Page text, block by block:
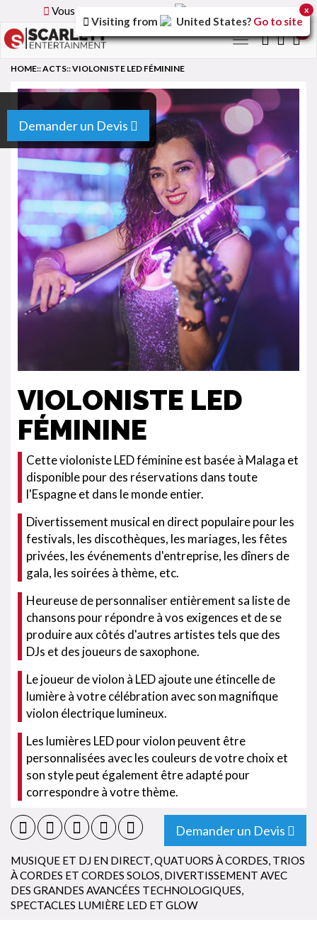
Vous parcourez la version
Toggle
Demander un Devis
HOME::ACTS::VIOLONISTE LED FÉMININE
VIOLONISTE LED
FÉMININE
Cette violoniste LED féminine est basée à Malaga et
disponible pour des réservations dans toute
l'Espagne et dans le monde entier.
Divertissement musical en direct populaire pour les
festivals, les discothèques, les mariages, les fêtes
privées, les événements d'entreprise, les dîners de
gala, les soirées à thème, etc.
Heureuse de personnaliser entièrement sa liste de
chansons pour répondre à vos exigences et de se
produire aux côtés d'autres artistes tels que des
DJs et des joueurs de saxophone.
Le joueur de violon à LED ajoute une étincelle de
lumière à votre célébration avec son magnifique
violon électrique lumineux.
Les lumières LED pour violon peuvent être
personnalisées avec les couleurs de votre choix et
son style peut également être adapté pour
correspondre à votre thème.
Demander un Devis
MUSIQUE ET DJ EN DIRECT,QUATUORS À CORDES, TRIOS
À CORDES ET CORDES SOLOS, DIVERTISSEMENT AVEC
DES GRANDES AVANCÉES TECHNOLOGIQUES,
SPECTACLES LUMIÈRE LED ET GLOW
Visiting from United States? Go to site
x